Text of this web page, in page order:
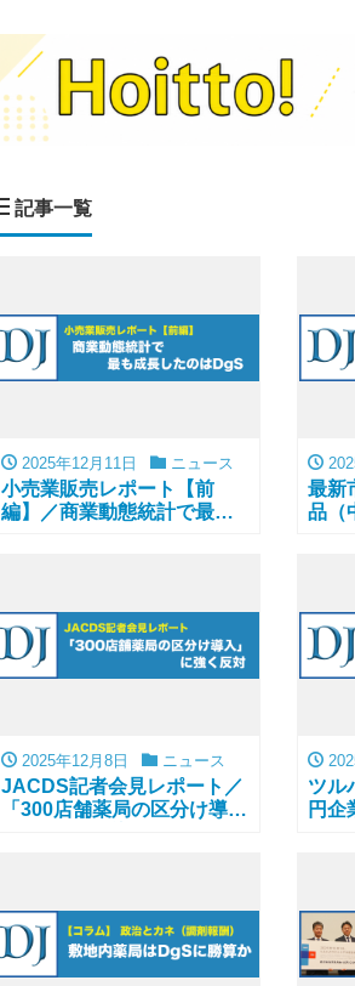
記事一覧
2025年12月11日 ニュース
小売業販売レポート【前
編】／商業動態統計で最も
最新
品（
2025年12月8日 ニュース
JACDS記者会見レポート／
「300店舗薬局の区分け導
ツル
円企